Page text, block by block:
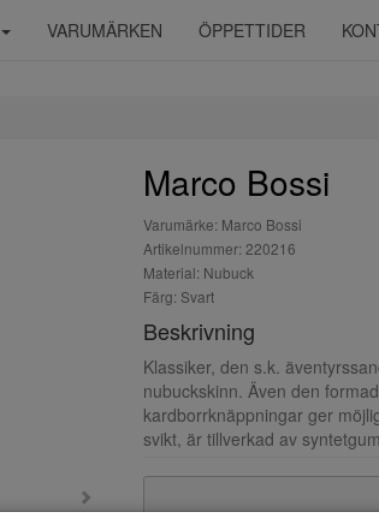
VARUMÄRKEN ÖPPETTIDER
Marco Bossi
Varumärke: Marco Bossi
Artikelnummer: 220216
Material: Nubuck
Färg: Svart
Beskrivning
Klassiker, den s.k.
nubuckskinn. Även den
kardborrknäppningar ger
svikt, är tillverkad av